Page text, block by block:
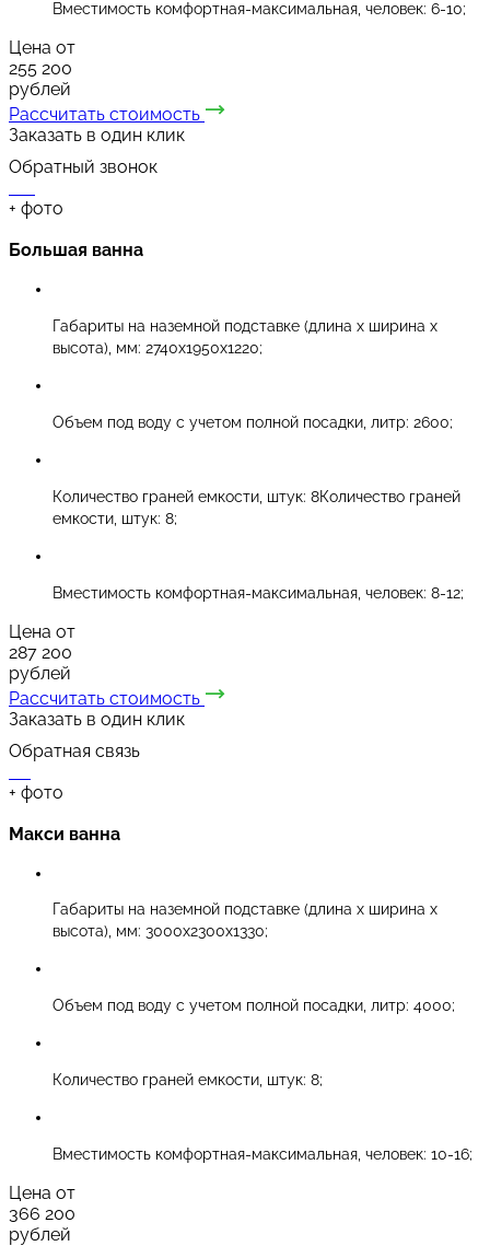
Вместимость комфортная-максимальная, человек: 6-10;
Цена от
255 200
рублей
Рассчитать стоимость
Заказать в один клик
Обратный звонок
+ фото
Большая ванна
Габариты на наземной подставке (длина х ширина х
высота), мм: 2740х1950х1220;
Объем под воду с учетом полной посадки, литр: 2600;
Количество граней емкости, штук: 8Количество граней
емкости, штук: 8;
Вместимость комфортная-максимальная, человек: 8-12;
Цена от
287 200
рублей
Рассчитать стоимость
Заказать в один клик
Обратная связь
+ фото
Макси ванна
Габариты на наземной подставке (длина х ширина х
высота), мм: 3000х2300х1330;
Объем под воду с учетом полной посадки, литр: 4000;
Количество граней емкости, штук: 8;
Вместимость комфортная-максимальная, человек: 10-16;
Цена от
366 200
рублей